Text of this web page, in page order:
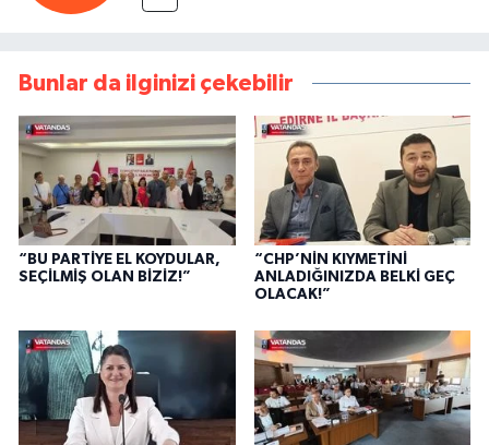
Bunlar da ilginizi çekebilir
“BU PARTİYE EL KOYDULAR,
SEÇİLMİŞ OLAN BİZİZ!”
“CHP’NİN KIYMETİNİ
ANLADIĞINIZDA BELKİ GEÇ
OLACAK!”